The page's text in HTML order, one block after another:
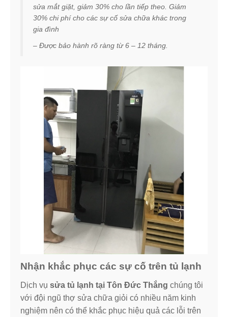
sửa mắt giặt, giảm 30% cho lần tiếp theo. Giảm
30% chi phí cho các sự cố sửa chữa khác trong
gia đình
– Được bảo hành rõ ràng từ 6 – 12 tháng.
Nhận khắc phục các sự cố trên tủ lạnh
Dịch vụ sửa tủ lạnh tại Tôn Đức Thắng chúng tôi
với đội ngũ thợ sửa chữa giỏi có nhiều năm kinh
nghiệm nên có thể khắc phục hiệu quả các lỗi trên